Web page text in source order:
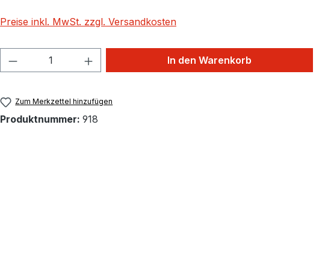
Preise inkl. MwSt. zzgl. Versandkosten
Produkt Anzahl: Gib den gewünschten Wert
In den Warenkorb
Zum Merkzettel hinzufügen
Produktnummer: 918